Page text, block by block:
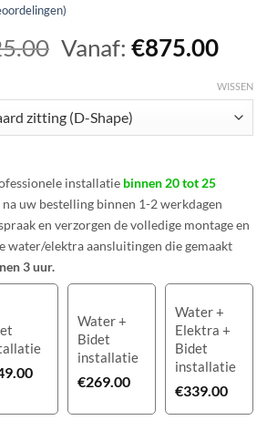
Vanaf: €875.00
WISSEN
installatie binnen 20 tot 25
uw bestelling binnen 1-2 werkdagen
en verzorgen de volledige montage en
water/elektra aansluitingen die gemaakt
3 uur.
Water +
Bidet
installatie
€269.00
Water +
Elektra +
Bidet
installatie
€339.00